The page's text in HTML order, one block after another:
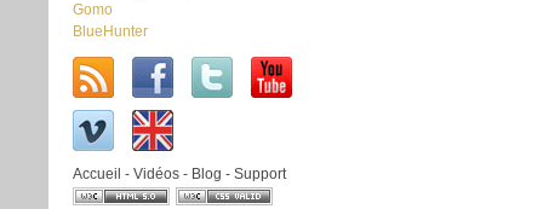
Gomo
BlueHunter
Accueil - Vidéos - Blog - Support